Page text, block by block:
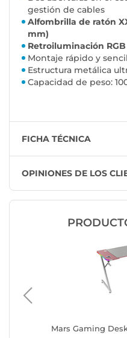
gestión de cables
Alfombrilla de ratón
mm)
Retroiluminación
Montaje rápido y
Estructura metálica
Capacidad de peso:
FICHA TÉCNICA
OPINIONES DE LOS
Mars Gaming